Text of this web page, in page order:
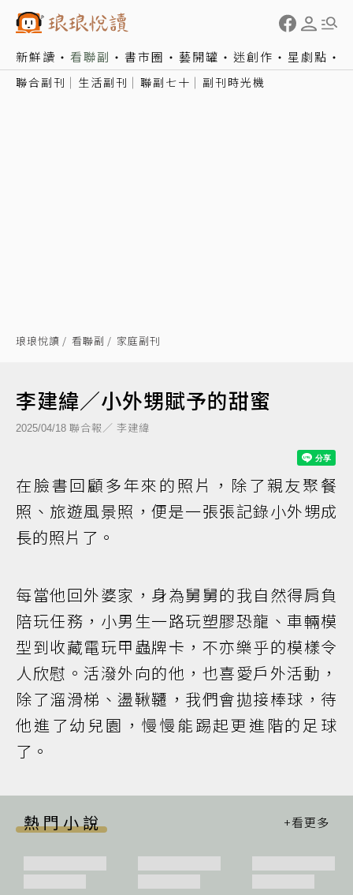
新鮮讀 看聯副 書市圈 藝開罐 迷創作 星劇點
聯合副刊 生活副刊 聯副七十 副刊時光機
琅琅悅讀 看聯副 家庭副刊
李建緯／小外甥賦予的甜蜜
2025/04/18 聯合報／ 李建緯
在臉書回顧多年來的照片，除了親友聚餐
照、旅遊風景照，便是一張張記錄小外甥成
長的照片了。
每當他回外婆家，身為舅舅的我自然得肩負
陪玩任務，小男生一路玩塑膠恐龍、車輛模
型到收藏電玩甲蟲牌卡，不亦樂乎的模樣令
人欣慰。活潑外向的他，也喜愛戶外活動，
除了溜滑梯、盪鞦韆，我們會拋接棒球，待
他進了幼兒園，慢慢能踢起更進階的足球
了。
熱門小說